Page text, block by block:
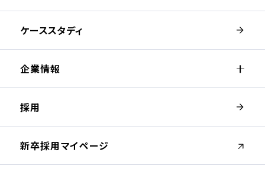
ケーススタディ
企業情報
採用
新卒採用マイページ
（新しいウィンドウが開きます）